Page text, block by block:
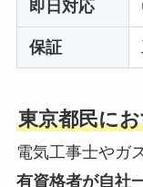
即日対応
保証
東京都民に
電気工事士やガ
有資格者が自社